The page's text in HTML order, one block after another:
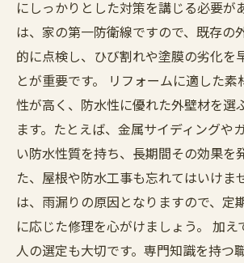
にしっかりとした対策を講じる必要が
は、家の第一防衛線ですので、既存の
的に点検し、ひび割れや塗膜の劣化を
とが重要です。 リフォームに適した素
性が高く、防水性に優れた外壁材を選
ます。たとえば、金属サイディングや
い防水性質を持ち、長期間その効果を
た、屋根や防水工事も忘れてはいけま
は、雨漏りの原因となりますので、定
に応じた修理を心がけましょう。 加え
人の選定も大切です。専門知識を持つ